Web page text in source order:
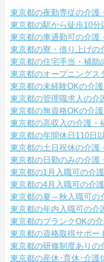
東京都の夜勤専従の介護
東京都の駅から徒歩10分
東京都の車通勤可の介護
東京都の寮・借り上げの
東京都の住宅手当・補助
東京都のオープニングス
東京都の未経験OKの介
東京都の管理職求人の介
東京都の無資格OKの介
東京都の高収入の介護・
東京都の年間休日110日
東京都の土日祝休の介護
東京都の日勤のみの介護
東京都の1月入職可の介
東京都の4月入職可の介
東京都の夏～秋入職可の
東京都の年内入職可の介
東京都のブランクOKの
東京都の資格取得サポー
東京都の研修制度ありの
東京都の産休･育休･介護